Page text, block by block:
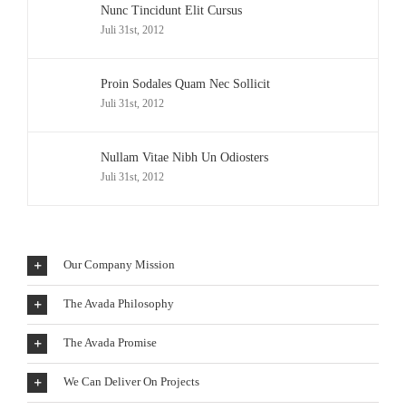
Nunc Tincidunt Elit Cursus
Juli 31st, 2012
Proin Sodales Quam Nec Sollicit
Juli 31st, 2012
Nullam Vitae Nibh Un Odiosters
Juli 31st, 2012
Our Company Mission
The Avada Philosophy
The Avada Promise
We Can Deliver On Projects